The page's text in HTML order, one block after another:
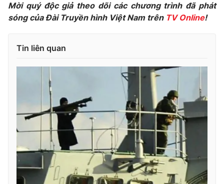
Phim VTV
Giải sao mai
Giải trí
Điện ảnh
Âm nhạc
Đời sống
Chất lượng cuộc sống
Tuyển sinh
Học trực tuyến
Công nghệ
Hitech Công nghệ tương lai
Sản phẩm
Thị trường
Giao lưu trực tuyến
Lịch phát sóng
Mời quý độc giả theo dõi các chương trình đã phát
sóng của Đài Truyền hình Việt Nam trên TV Online!
Tin liên quan